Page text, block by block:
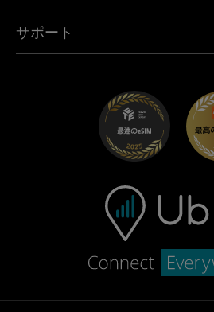
Mini向けUbigi
Maserati向けUbigi
Ubigiアプリ
アフェリエイトプログラム
ディストリビュータープログラム
サポート
トラブルシューティング
ヘルプセンター
お問い合わせ先